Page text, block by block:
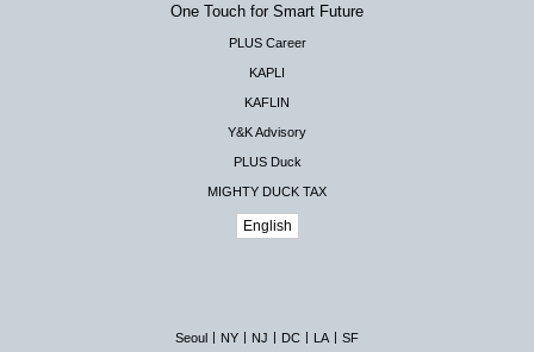
One Touch for Smart Future
PLUS Career
KAPLI
KAFLIN
Y&K Advisory
PLUS Duck
MIGHTY DUCK TAX
English
Seoul NY NJ DC LA SF